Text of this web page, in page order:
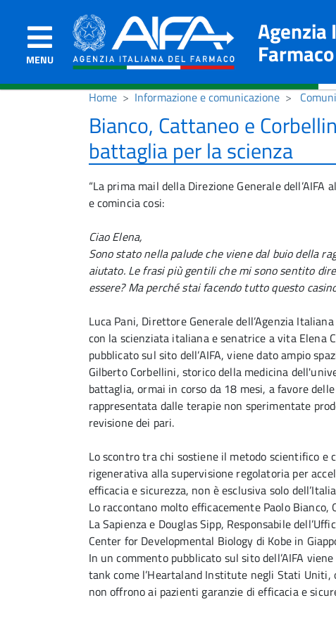
MENU
Agenzia
Farmaco
Home Informazione e comunicazione
Bianco, Cattaneo e
battaglia per la scienza
“La prima mail della Direzione Generale
e comincia cosi:
Ciao Elena,
Sono stato nella palude che viene dal buio della
aiutato. Le frasi più gentili che mi sono sentito
essere? Ma perché stai facendo tutto questo
Luca Pani, Direttore Generale dell’Agenzia
con la scienziata italiana e senatrice a vita Elena
pubblicato sul sito dell’AIFA, viene dato ampio
Gilberto Corbellini, storico della medicina
battaglia, ormai in corso da 18 mesi, a favore
rappresentata dalle terapie non sperimentate
revisione dei pari.
Lo scontro tra chi sostiene il metodo scientifico
rigenerativa alla supervisione regolatoria per
efficacia e sicurezza, non è esclusiva solo
Lo raccontano molto efficacemente Paolo
La Sapienza e Douglas Sipp, Responsabile
Center for Developmental Biology di Kobe in
In un commento pubblicato sul sito dell’AIFA
tank come l’Heartaland Institute negli Stati
non offrono ai pazienti garanzie di efficacia e